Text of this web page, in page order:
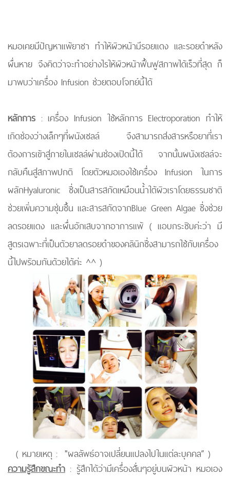
หมอเคยมีปัญหาแพ้ยาชา ทำให้ผิวหน้ามีรอยแดง และรอยดำหลัง
ผื่นหาย จึงคิดว่าจะทำอย่างไรให้ผิวหน้าฟื้นฟูสภาพได้เร็วที่สุด ก็
มาพบว่าเครื่อง Infusion ช่วยตอบโจทย์นี้ได้
หลักการ : เครื่อง Infusion ใช้หลักการ Electroporation ทำให้
เกิดช่องว่างเล็กๆที่ผนังเซลล์ จึงสามารถส่งสารหรือยาที่เรา
ต้องการเข้าสู่ภายในเซลล์ผ่านช่องเปิดนี้ได้ จากนั้นผนังเซลล์จะ
กลับคืนสู่สภาพปกติ โดยตัวหมอเองใช้เครื่อง Infusion ในการ
ผลักHyaluronic ซึ่งเป็นสารสกัดเหมือนน้ำใต้ผิวเราโดยธรรมชาติ
ช่วยเพิ่มความชุ่มชื้น และสารสกัดจากBlue Green Algae ซึ่งช่วย
ลดรอยแดง และผื่นอักเสบจากอาการแพ้ ( แอบกระซิบค่ะว่า มี
สูตรเฉพาะที่เป็นตัวยาลดรอยดำของคลินิกซึ่งสามารถใช้กับเครื่อง
นี้ไปพรัอมกันด้วยได้ค่ะ ^^ )
( หมายเหตุ : "ผลลัพธ์อาจเปลี่ยนแปลงไปในแต่ละบุคคล” )
ความรู้สึกขณะทำ : รู้สึกได้ว่ามีเครื่องสั่นๆอยู่บนผิวหน้า หมอเอง